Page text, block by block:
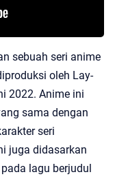
sebuah seri anime
oleh Lay-
2022. Anime ini
sama dengan
seri
juga didasarkan
lagu berjudul